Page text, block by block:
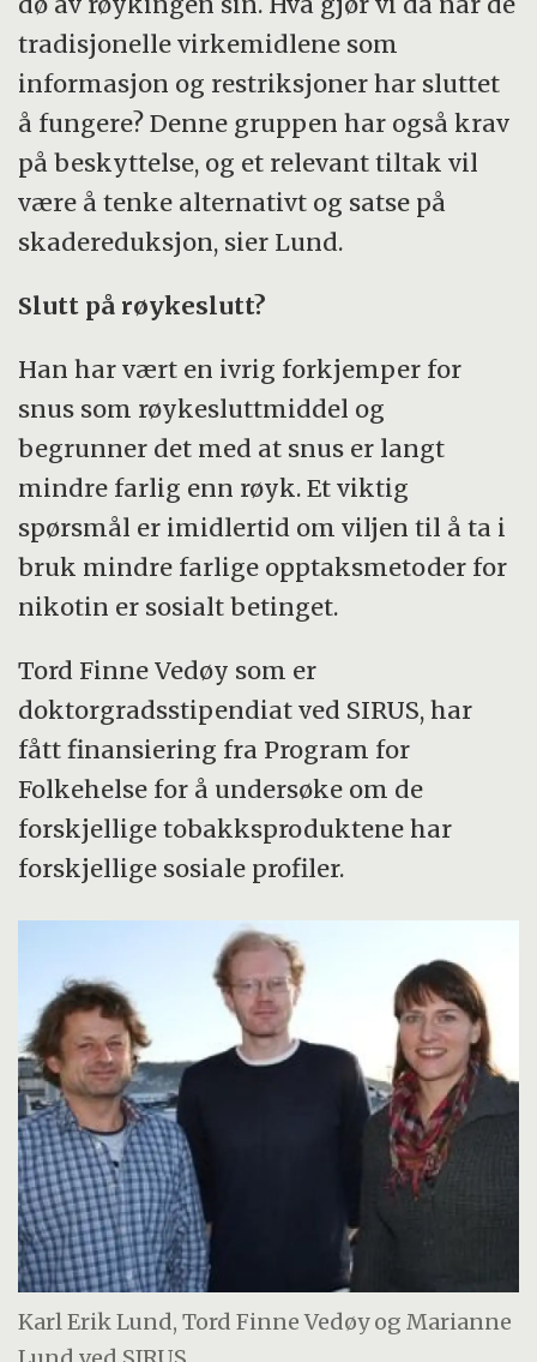
tradisjonelle virkemidlene som
informasjon og restriksjoner har sluttet
å fungere? Denne gruppen har også krav
på beskyttelse, og et relevant tiltak vil
være å tenke alternativt og satse på
skadereduksjon, sier Lund.
Slutt på røykeslutt?
Han har vært en ivrig forkjemper for
snus som røykesluttmiddel og
begrunner det med at snus er langt
mindre farlig enn røyk. Et viktig
spørsmål er imidlertid om viljen til å ta i
bruk mindre farlige opptaksmetoder for
nikotin er sosialt betinget.
Tord Finne Vedøy som er
doktorgradsstipendiat ved SIRUS, har
fått finansiering fra Program for
Folkehelse for å undersøke om de
forskjellige tobakksproduktene har
forskjellige sosiale profiler.
Karl Erik Lund, Tord Finne Vedøy og Marianne